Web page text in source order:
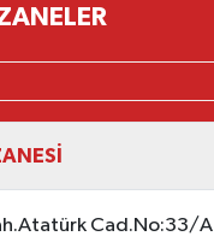
Cad.No:33/A